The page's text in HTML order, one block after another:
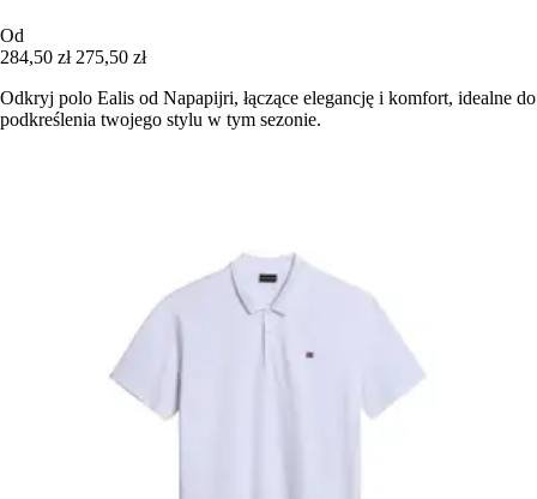
Od
284,50 zł 275,50 zł
Odkryj polo Ealis od Napapijri, łączące elegancję i komfort, idealne do
podkreślenia twojego stylu w tym sezonie.